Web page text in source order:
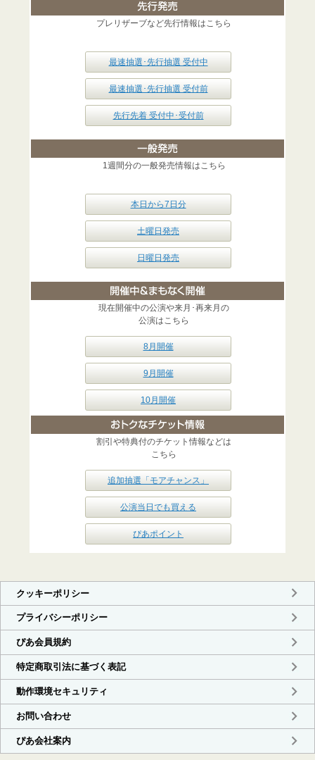
プレリザーブなど先行情報はこちら
最速抽選･先行抽選 受付中
最速抽選･先行抽選 受付前
先行先着 受付中･受付前
1週間分の一般発売情報はこちら
本日から7日分
土曜日発売
日曜日発売
現在開催中の公演や来月･再来月の
公演はこちら
8月開催
9月開催
10月開催
割引や特典付のチケット情報などは
こちら
追加抽選「モアチャンス」
公演当日でも買える
ぴあポイント